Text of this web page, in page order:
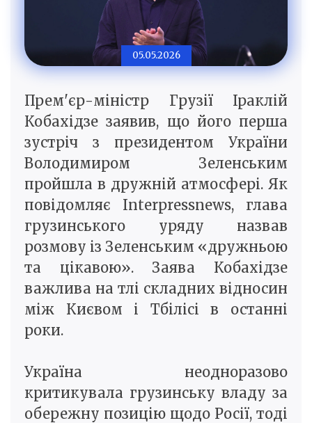
05.05.2026
Прем'єр-міністр Грузії Іраклій
Кобахідзе заявив, що його перша
зустріч з президентом України
Володимиром Зеленським
пройшла в дружній атмосфері. Як
повідомляє Interpressnews, глава
грузинського уряду назвав
розмову із Зеленським «дружньою
та цікавою». Заява Кобахідзе
важлива на тлі складних відносин
між Києвом і Тбілісі в останні
роки.
Україна неодноразово
критикувала грузинську владу за
обережну позицію щодо Росії, тоді